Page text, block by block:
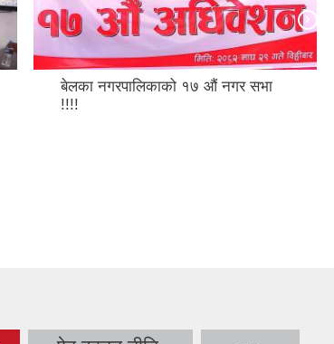
बेलका नगरपालिकाको १७ औं नगर सभा
!!!!